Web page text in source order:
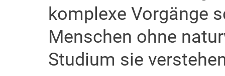
komplexe Vorgänge
Menschen ohne
Studium sie